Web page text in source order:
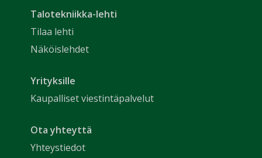
Talotekniikka-lehti
Tilaa lehti
Näköislehdet
Yrityksille
Kaupalliset viestintäpalvelut
Ota yhteyttä
Yhteystiedot